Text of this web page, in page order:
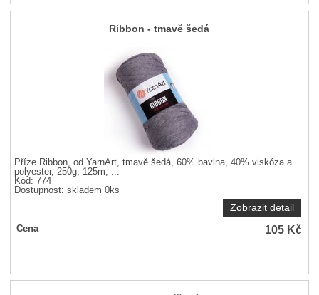
Ribbon - tmavě šedá
Příze Ribbon, od YarnArt, tmavě šedá, 60% bavlna, 40% viskóza a
polyester, 250g, 125m, ...
Kód: 774
Dostupnost:skladem 0ks
Zobrazit detail
Cena 105 Kč